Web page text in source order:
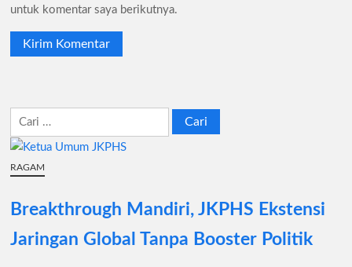
untuk komentar saya berikutnya.
Cari
untuk:
RAGAM
Breakthrough Mandiri, JKPHS Ekstensi
Jaringan Global Tanpa Booster Politik